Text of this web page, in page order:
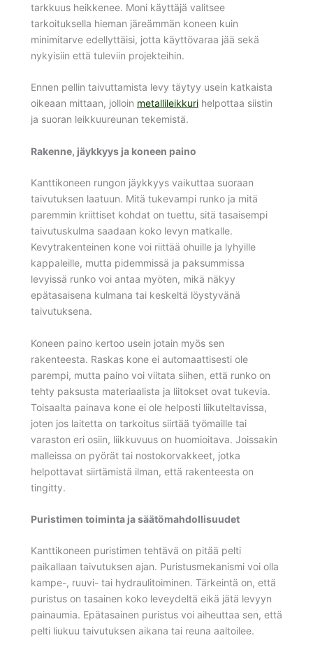
tarkkuus heikkenee. Moni käyttäjä valitsee
tarkoituksella hieman järeämmän koneen kuin
minimitarve edellyttäisi, jotta käyttövaraa jää sekä
nykyisiin että tuleviin projekteihin.
Ennen pellin taivuttamista levy täytyy usein katkaista
oikeaan mittaan, jolloin metallileikkuri helpottaa siistin
ja suoran leikkuureunan tekemistä.
Rakenne, jäykkyys ja koneen paino
Kanttikoneen rungon jäykkyys vaikuttaa suoraan
taivutuksen laatuun. Mitä tukevampi runko ja mitä
paremmin kriittiset kohdat on tuettu, sitä tasaisempi
taivutuskulma saadaan koko levyn matkalle.
Kevytrakenteinen kone voi riittää ohuille ja lyhyille
kappaleille, mutta pidemmissä ja paksummissa
levyissä runko voi antaa myöten, mikä näkyy
epätasaisena kulmana tai keskeltä löystyvänä
taivutuksena.
Koneen paino kertoo usein jotain myös sen
rakenteesta. Raskas kone ei automaattisesti ole
parempi, mutta paino voi viitata siihen, että runko on
tehty paksusta materiaalista ja liitokset ovat tukevia.
Toisaalta painava kone ei ole helposti liikuteltavissa,
joten jos laitetta on tarkoitus siirtää työmaille tai
varaston eri osiin, liikkuvuus on huomioitava. Joissakin
malleissa on pyörät tai nostokorvakkeet, jotka
helpottavat siirtämistä ilman, että rakenteesta on
tingitty.
Puristimen toiminta ja säätömahdollisuudet
Kanttikoneen puristimen tehtävä on pitää pelti
paikallaan taivutuksen ajan. Puristusmekanismi voi olla
kampe-, ruuvi- tai hydraulitoiminen. Tärkeintä on, että
puristus on tasainen koko leveydeltä eikä jätä levyyn
painaumia. Epätasainen puristus voi aiheuttaa sen, että
pelti liukuu taivutuksen aikana tai reuna aaltoilee.